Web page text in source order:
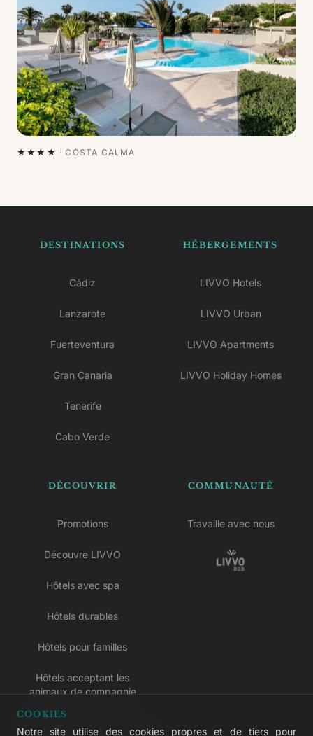
★★★★ ·COSTA CALMA
DESTINATIONS
Cádiz
Lanzarote
Fuerteventura
Gran Canaria
Tenerife
Cabo Verde
HÉBERGEMENTS
LIVVO Hotels
LIVVO Urban
LIVVO Apartments
LIVVO Holiday Homes
DÉCOUVRIR
Promotions
Découvre LIVVO
Hôtels avec spa
Hôtels durables
Hôtels pour familles
Hôtels acceptant les
animaux de compagnie
COMMUNAUTÉ
Travaille avec nous
COOKIES
Notre site utilise des cookies propres et de tiers pour